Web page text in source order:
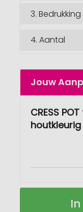
3. Bedrukking
4. Aantal
Jouw
CRESS
houtkleurig
CRESS
Op